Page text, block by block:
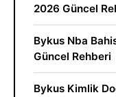
2026 Güncel
Bykus Nba
Güncel Rehberi
Bykus Kimlik